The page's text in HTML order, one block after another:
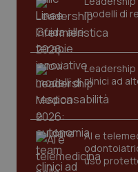
modelli di
clinici ad
AI e
uso
CookieScriptConsent